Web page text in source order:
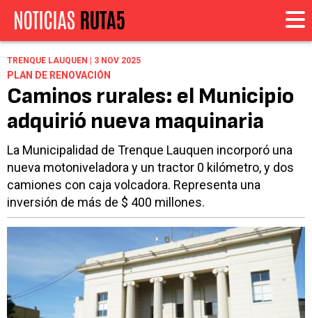
TRENQUE LAUQUEN | 3 NOV 2025
PLAN DE RENOVACIÓN
Caminos rurales: el Municipio
adquirió nueva maquinaria
La Municipalidad de Trenque Lauquen incorporó una
nueva motoniveladora y un tractor 0 kilómetro, y dos
camiones con caja volcadora. Representa una
inversión de más de $ 400 millones.